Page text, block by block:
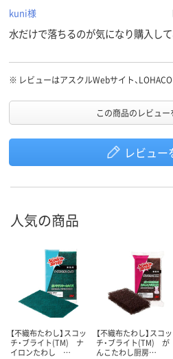
kuni様
水だけで落ちるのが気になり購入して
※ レビューはアスクルWebサイト、
この商品のレビュー
レビュー
人気の商品
【不織布たわし】スコッ
チ・ブライト(TM) ナ
イロンたわし …
【不織布たわし】スコッ
チ・ブライト(TM) が
んこたわし厨房…